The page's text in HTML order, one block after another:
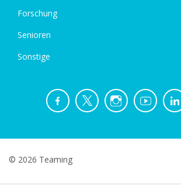
Forschung
Senioren
Sonstige
© 2026 Teaming